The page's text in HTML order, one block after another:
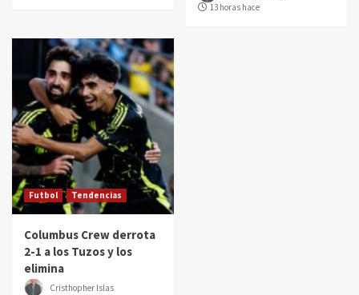
13 horas hace
Futbol Tendencias
Columbus Crew derrota
2-1 a los Tuzos y los
elimina
Cristhopher Islas